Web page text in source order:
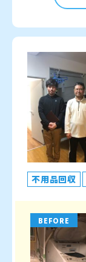
不用品回収
BEFORE